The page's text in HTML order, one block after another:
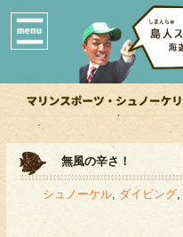
無風の辛さ！
シュノーケル, ダイビング,